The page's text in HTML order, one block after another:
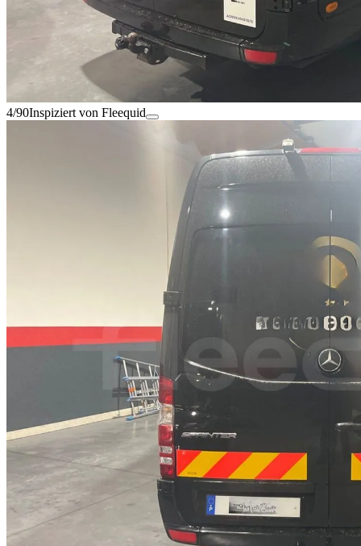
4/90Inspiziert von Fleequid